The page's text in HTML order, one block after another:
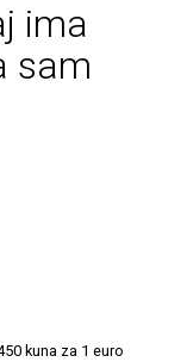
ima
sam
kuna za 1 euro